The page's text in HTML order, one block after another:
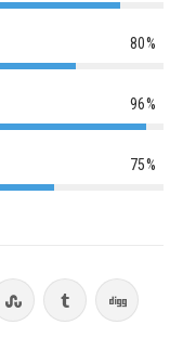
80%
96%
75%